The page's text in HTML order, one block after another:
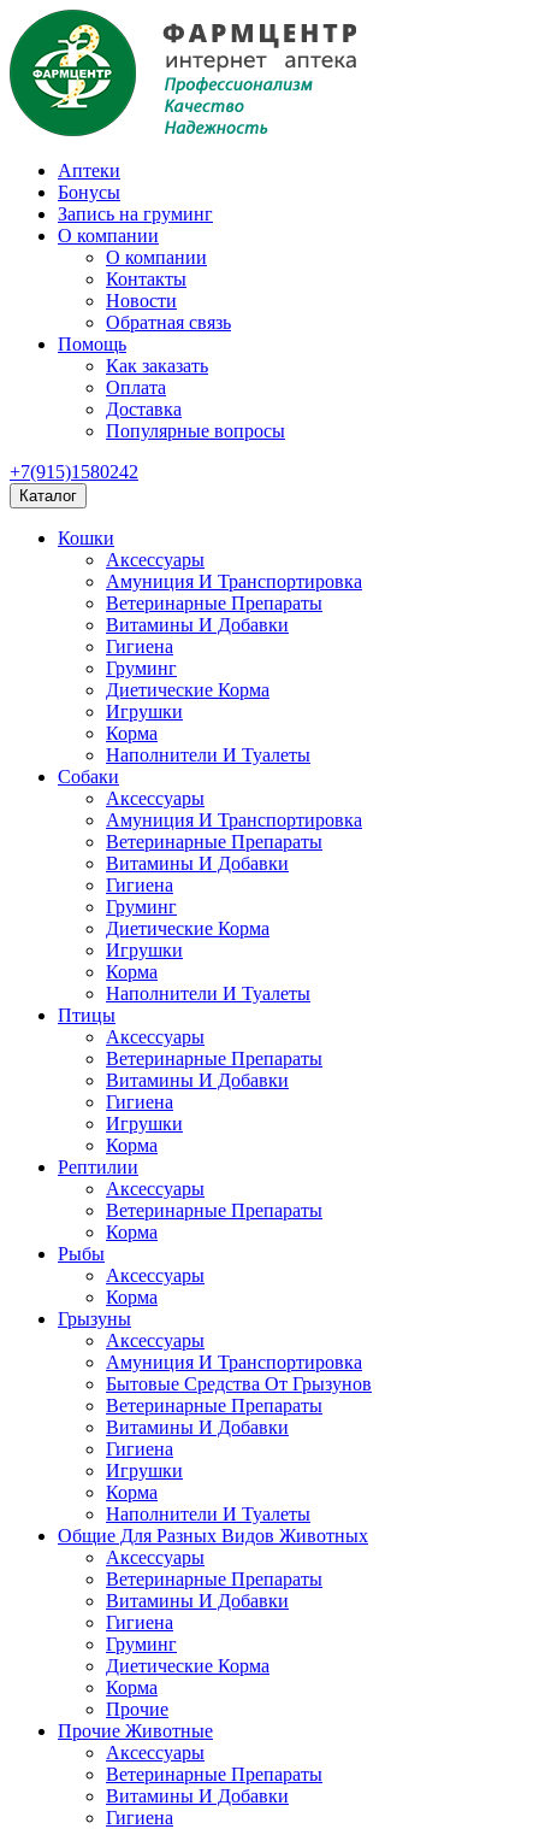
Аптеки
Бонусы
Запись на груминг
О компании
О компании
Контакты
Новости
Обратная связь
Помощь
Как заказать
Оплата
Доставка
Популярные вопросы
+7(915)1580242
Каталог
Кошки
Аксессуары
Амуниция И Транспортировка
Ветеринарные Препараты
Витамины И Добавки
Гигиена
Груминг
Диетические Корма
Игрушки
Корма
Наполнители И Туалеты
Собаки
Аксессуары
Амуниция И Транспортировка
Ветеринарные Препараты
Витамины И Добавки
Гигиена
Груминг
Диетические Корма
Игрушки
Корма
Наполнители И Туалеты
Птицы
Аксессуары
Ветеринарные Препараты
Витамины И Добавки
Гигиена
Игрушки
Корма
Рептилии
Аксессуары
Ветеринарные Препараты
Корма
Рыбы
Аксессуары
Корма
Грызуны
Аксессуары
Амуниция И Транспортировка
Бытовые Средства От Грызунов
Ветеринарные Препараты
Витамины И Добавки
Гигиена
Игрушки
Корма
Наполнители И Туалеты
Общие Для Разных Видов Животных
Аксессуары
Ветеринарные Препараты
Витамины И Добавки
Гигиена
Груминг
Диетические Корма
Корма
Прочие
Прочие Животные
Аксессуары
Ветеринарные Препараты
Витамины И Добавки
Гигиена